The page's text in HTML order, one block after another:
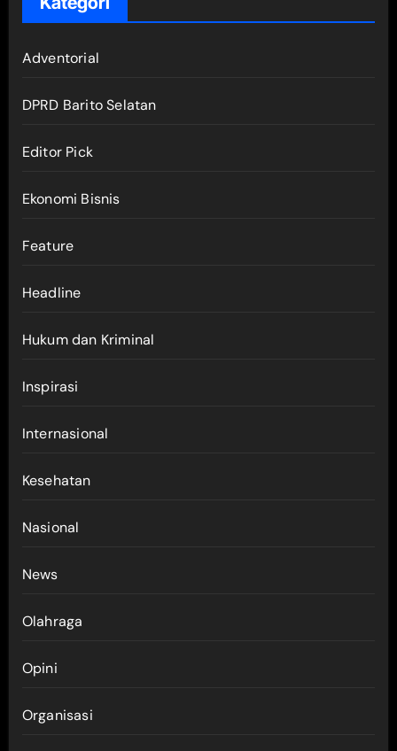
Adventorial
DPRD Barito Selatan
Editor Pick
Ekonomi Bisnis
Feature
Headline
Hukum dan Kriminal
Inspirasi
Internasional
Kesehatan
Nasional
News
Olahraga
Opini
Organisasi